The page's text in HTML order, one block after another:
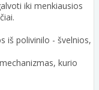
iki menkiausios
iš polivinilo - švelnios,
kurio